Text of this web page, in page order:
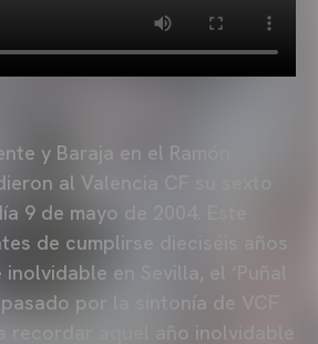
y Baraja en el Ramón
al Valencia CF su sexto
9 de mayo de 2004. Este
de cumplirse dieciséis años
en Sevilla, el ‘Puñal
pasado por la sintonía de VCF
recordar aquel año inolvidable